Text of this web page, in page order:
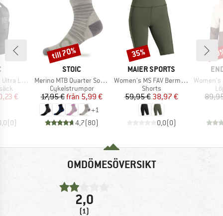
Backpack
pris
€
(0)
VARUMÄRKE
STOIC
Produkter
Merino MTB Quarter Socks
Produktgrupp
Cykelstrumpor
Pris
17,95 € Reducerat pris
från 5,99 €
+1
4,7(80)
Rabatt
till 70%
VARUMÄRKE
MAIER SPORTS
Produkter
Women's MS FAV Bermuda Tight
Produktgrupp
Shorts
Pris
59,95 €Reducerat pris
38,97 €
0,0(0)
Rabatt
35%
Produkter
Women's
OMDÖMESÖVERSIKT
2,0
(1)